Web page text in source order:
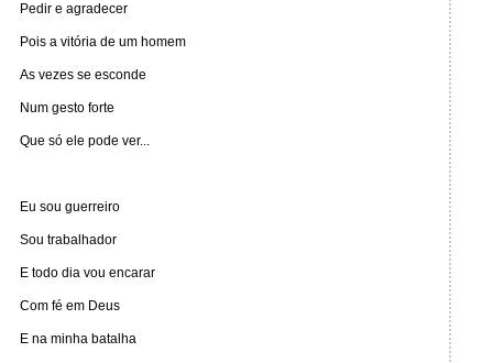
Pedir e agradecer
Pois a vitória de um homem
As vezes se esconde
Num gesto forte
Que só ele pode ver...
Eu sou guerreiro
Sou trabalhador
E todo dia vou encarar
Com fé em Deus
E na minha batalha